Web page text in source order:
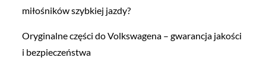
miłośników szybkiej jazdy?
Oryginalne części do Volkswagena – gwarancja jakości
i bezpieczeństwa